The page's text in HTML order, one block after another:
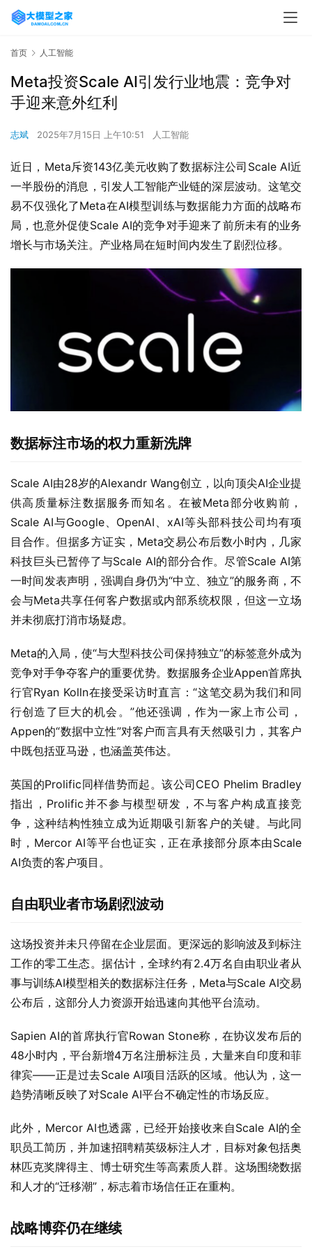
首页 人工智能
Meta投资Scale AI引发行业地震：竞争对
手迎来意外红利
志斌 2025年7月15日 上午10:51 人工智能
近日，Meta斥资143亿美元收购了数据标注公司Scale AI近
一半股份的消息，引发人工智能产业链的深层波动。这笔交
易不仅强化了Meta在AI模型训练与数据能力方面的战略布
局，也意外促使Scale AI的竞争对手迎来了前所未有的业务
增长与市场关注。产业格局在短时间内发生了剧烈位移。
数据标注市场的权力重新洗牌
Scale AI由28岁的Alexandr Wang创立，以向顶尖AI企业提
供高质量标注数据服务而知名。在被Meta部分收购前，
Scale AI与Google、OpenAI、xAI等头部科技公司均有项
目合作。但据多方证实，Meta交易公布后数小时内，几家
科技巨头已暂停了与Scale AI的部分合作。尽管Scale AI第
一时间发表声明，强调自身仍为“中立、独立”的服务商，不
会与Meta共享任何客户数据或内部系统权限，但这一立场
并未彻底打消市场疑虑。
Meta的入局，使“与大型科技公司保持独立”的标签意外成为
竞争对手争夺客户的重要优势。数据服务企业Appen首席执
行官Ryan Kolln在接受采访时直言：“这笔交易为我们和同
行创造了巨大的机会。”他还强调，作为一家上市公司，
Appen的“数据中立性”对客户而言具有天然吸引力，其客户
中既包括亚马逊，也涵盖英伟达。
英国的Prolific同样借势而起。该公司CEO Phelim Bradley
指出，Prolific并不参与模型研发，不与客户构成直接竞
争，这种结构性独立成为近期吸引新客户的关键。与此同
时，Mercor AI等平台也证实，正在承接部分原本由Scale
AI负责的客户项目。
自由职业者市场剧烈波动
这场投资并未只停留在企业层面。更深远的影响波及到标注
工作的零工生态。据估计，全球约有2.4万名自由职业者从
事与训练AI模型相关的数据标注任务，Meta与Scale AI交易
公布后，这部分人力资源开始迅速向其他平台流动。
Sapien AI的首席执行官Rowan Stone称，在协议发布后的
48小时内，平台新增4万名注册标注员，大量来自印度和菲
律宾——正是过去Scale AI项目活跃的区域。他认为，这一
趋势清晰反映了对Scale AI平台不确定性的市场反应。
此外，Mercor AI也透露，已经开始接收来自Scale AI的全
职员工简历，并加速招聘精英级标注人才，目标对象包括奥
林匹克奖牌得主、博士研究生等高素质人群。这场围绕数据
和人才的“迁移潮”，标志着市场信任正在重构。
战略博弈仍在继续